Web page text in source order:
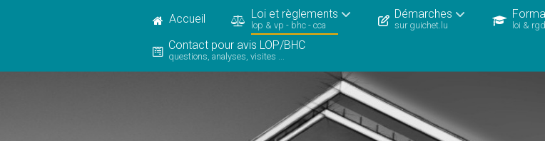
Accueil Loi et règlements
lop & vp - bhc - cca
Démarches
sur guichet.lu loi &
Contact pour avis LOP/BHC
questions, analyses, visites ...